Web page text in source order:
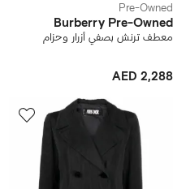
Pre-Owned
Burberry Pre-Owned
معطف ترنش بصفي أزرار وحزام
AED 2,288